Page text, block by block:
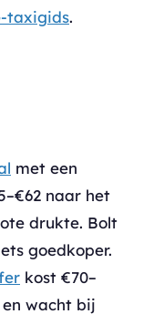
taxigids.
met een
naar het
drukte. Bolt
goedkoper.
kost €70–
wacht bij